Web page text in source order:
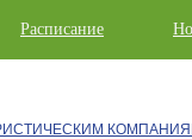
Расписание